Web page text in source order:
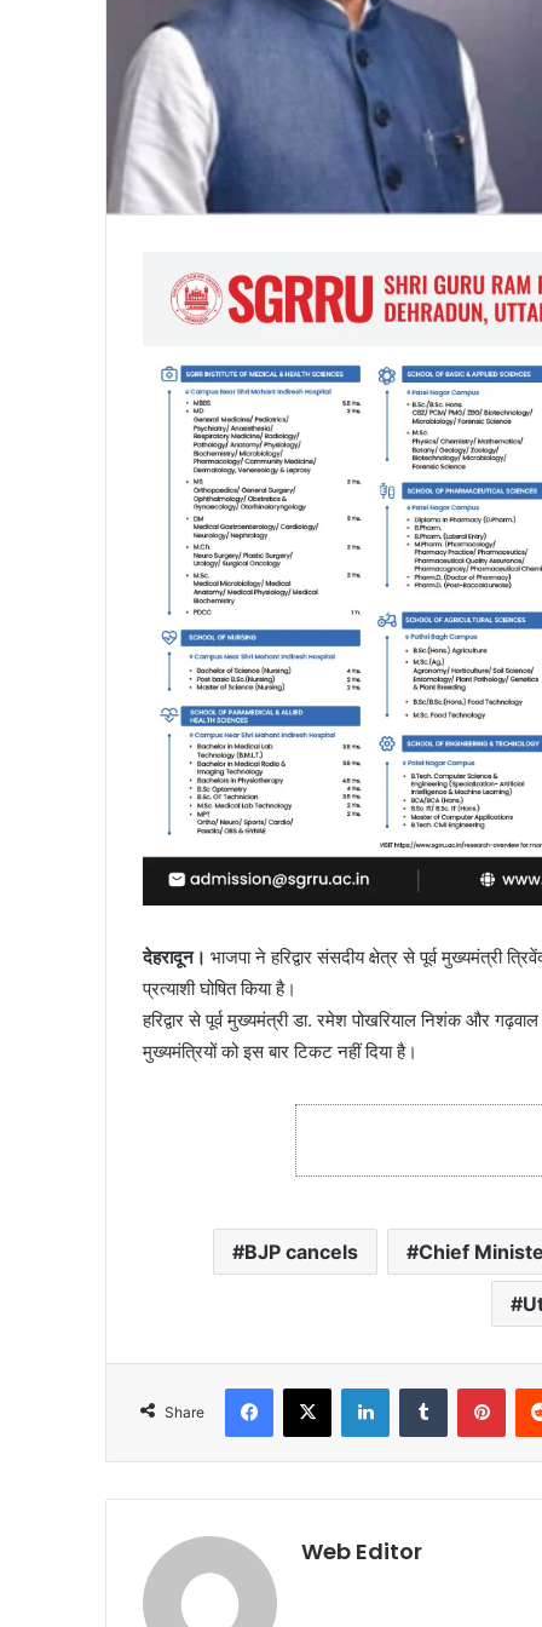
देहरादून। भाजपा ने हरिद्वार संसदीय क्षेत्र से पूर्व मुख्यमंत्री
प्रत्याशी घोषित किया है।
हरिद्वार से पूर्व मुख्यमंत्री डा. रमेश पोखरियाल निशंक और
मुख्यमंत्रियों को इस बार टिकट नहीं दिया है।
BJP cancels Chief
Share
Web Editor